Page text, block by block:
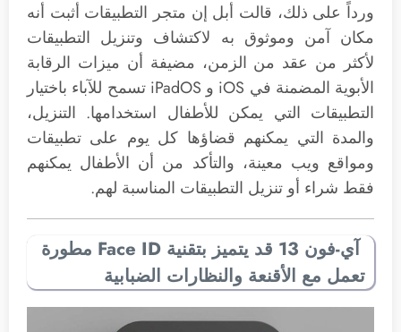
ورداً على ذلك، قالت أبل إن متجر التطبيقات أثبت أنه
مكان آمن وموثوق به لاكتشاف وتنزيل التطبيقات
لأكثر من عقد من الزمن، مضيفة أن ميزات الرقابة
الأبوية المضمنة في iOS و iPadOS تسمح للآباء باختيار
التطبيقات التي يمكن للأطفال استخدامها. التنزيل،
والمدة التي يمكنهم قضاؤها كل يوم على تطبيقات
ومواقع ويب معينة، والتأكد من أن الأطفال يمكنهم
فقط شراء أو تنزيل التطبيقات المناسبة لهم.
آي-فون 13 قد يتميز بتقنية Face ID مطورة
تعمل مع الأقنعة والنظارات الضبابية